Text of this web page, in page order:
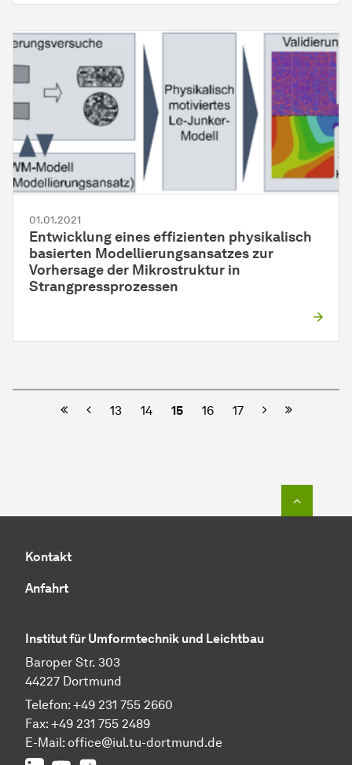
01.01.2021
Entwicklung eines effizienten physikalisch
basierten Modellierungsansatzes zur
Vorhersage der Mikrostruktur in
Strangpressprozessen
Vorherige
13 14 15 16 17 Nächste
Kontakt
Anfahrt
Institut für Umformtechnik und Leichtbau
Baroper Str. 303
44227 Dortmund
Telefon: +49 231 755 2660
Fax: +49 231 755 2489
E-Mail: office@iul.tu-dortmund.de